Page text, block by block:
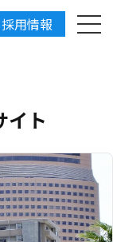
採用情報
イト